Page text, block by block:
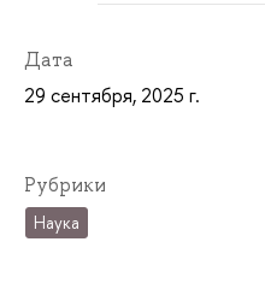
Дата
29 сентября, 2025 г.
Рубрики
Наука